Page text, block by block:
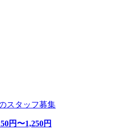
スタッフ募集
円〜1,250円